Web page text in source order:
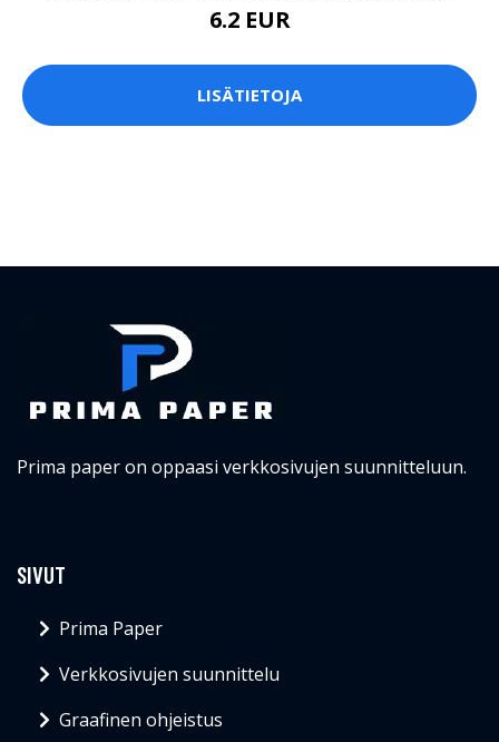
6.2 EUR
LISÄTIETOJA
Prima paper on oppaasi verkkosivujen suunnitteluun.
SIVUT
Prima Paper
Verkkosivujen suunnittelu
Graafinen ohjeistus